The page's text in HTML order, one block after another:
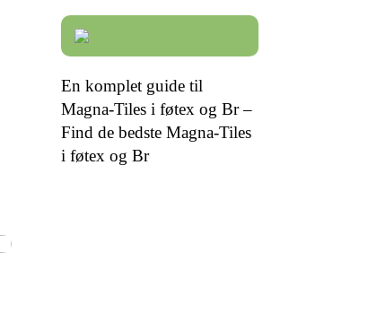
En komplet guide til
Magna-Tiles i føtex og Br –
Find de bedste Magna-Tiles
i føtex og Br